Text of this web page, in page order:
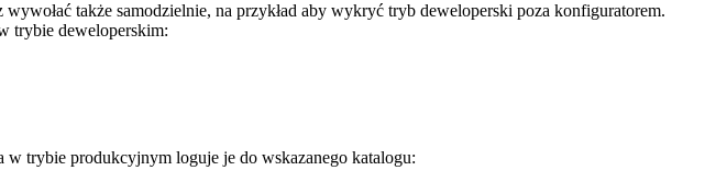
wywołać także samodzielnie, na przykład aby wykryć tryb deweloperski poza konfiguratorem.
trybie deweloperskim:
w trybie produkcyjnym loguje je do wskazanego katalogu: